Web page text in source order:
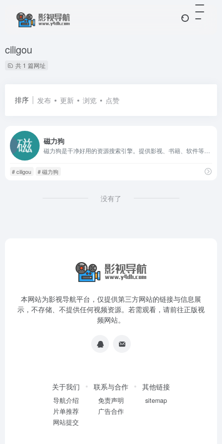
ciligou
共 1 篇网址
排序 发布 更新 浏览 点赞
磁力狗
# ciligou # 磁力狗
没有了
本网站为影视导航平台，仅提供第三方网站的链接与信息展
示，不存储、不提供任何视频资源。若需观看，请前往正版视
频网站。
关于我们
导航介绍
片单推荐
网站提交
联系与合作
免责声明
广告合作
其他链接
sitemap